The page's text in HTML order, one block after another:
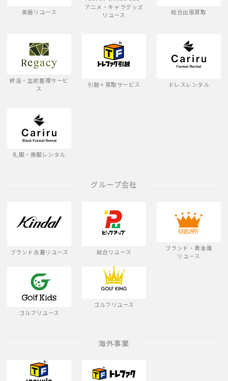
楽器リユース
アニメ・キャラグッズ
リユース
総合出張買取
終活・生前整理サービ
ス
引越＋買取サービス ドレスレンタル
礼服・喪服レンタル
グループ会社
ブランド古着リユース 総合リユース
ブランド・貴金属
リユース
ゴルフリユース
ゴルフリユース
海外事業